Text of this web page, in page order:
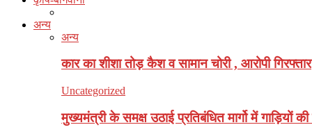
अन्य
अन्य
कार का शीशा तोड़ कैश व सामान चोरी , आरोपी गिरफ्तार
Uncategorized
मुख्यमंत्री के समक्ष उठाई प्रतिबंधित मार्गो में गाड़ियों